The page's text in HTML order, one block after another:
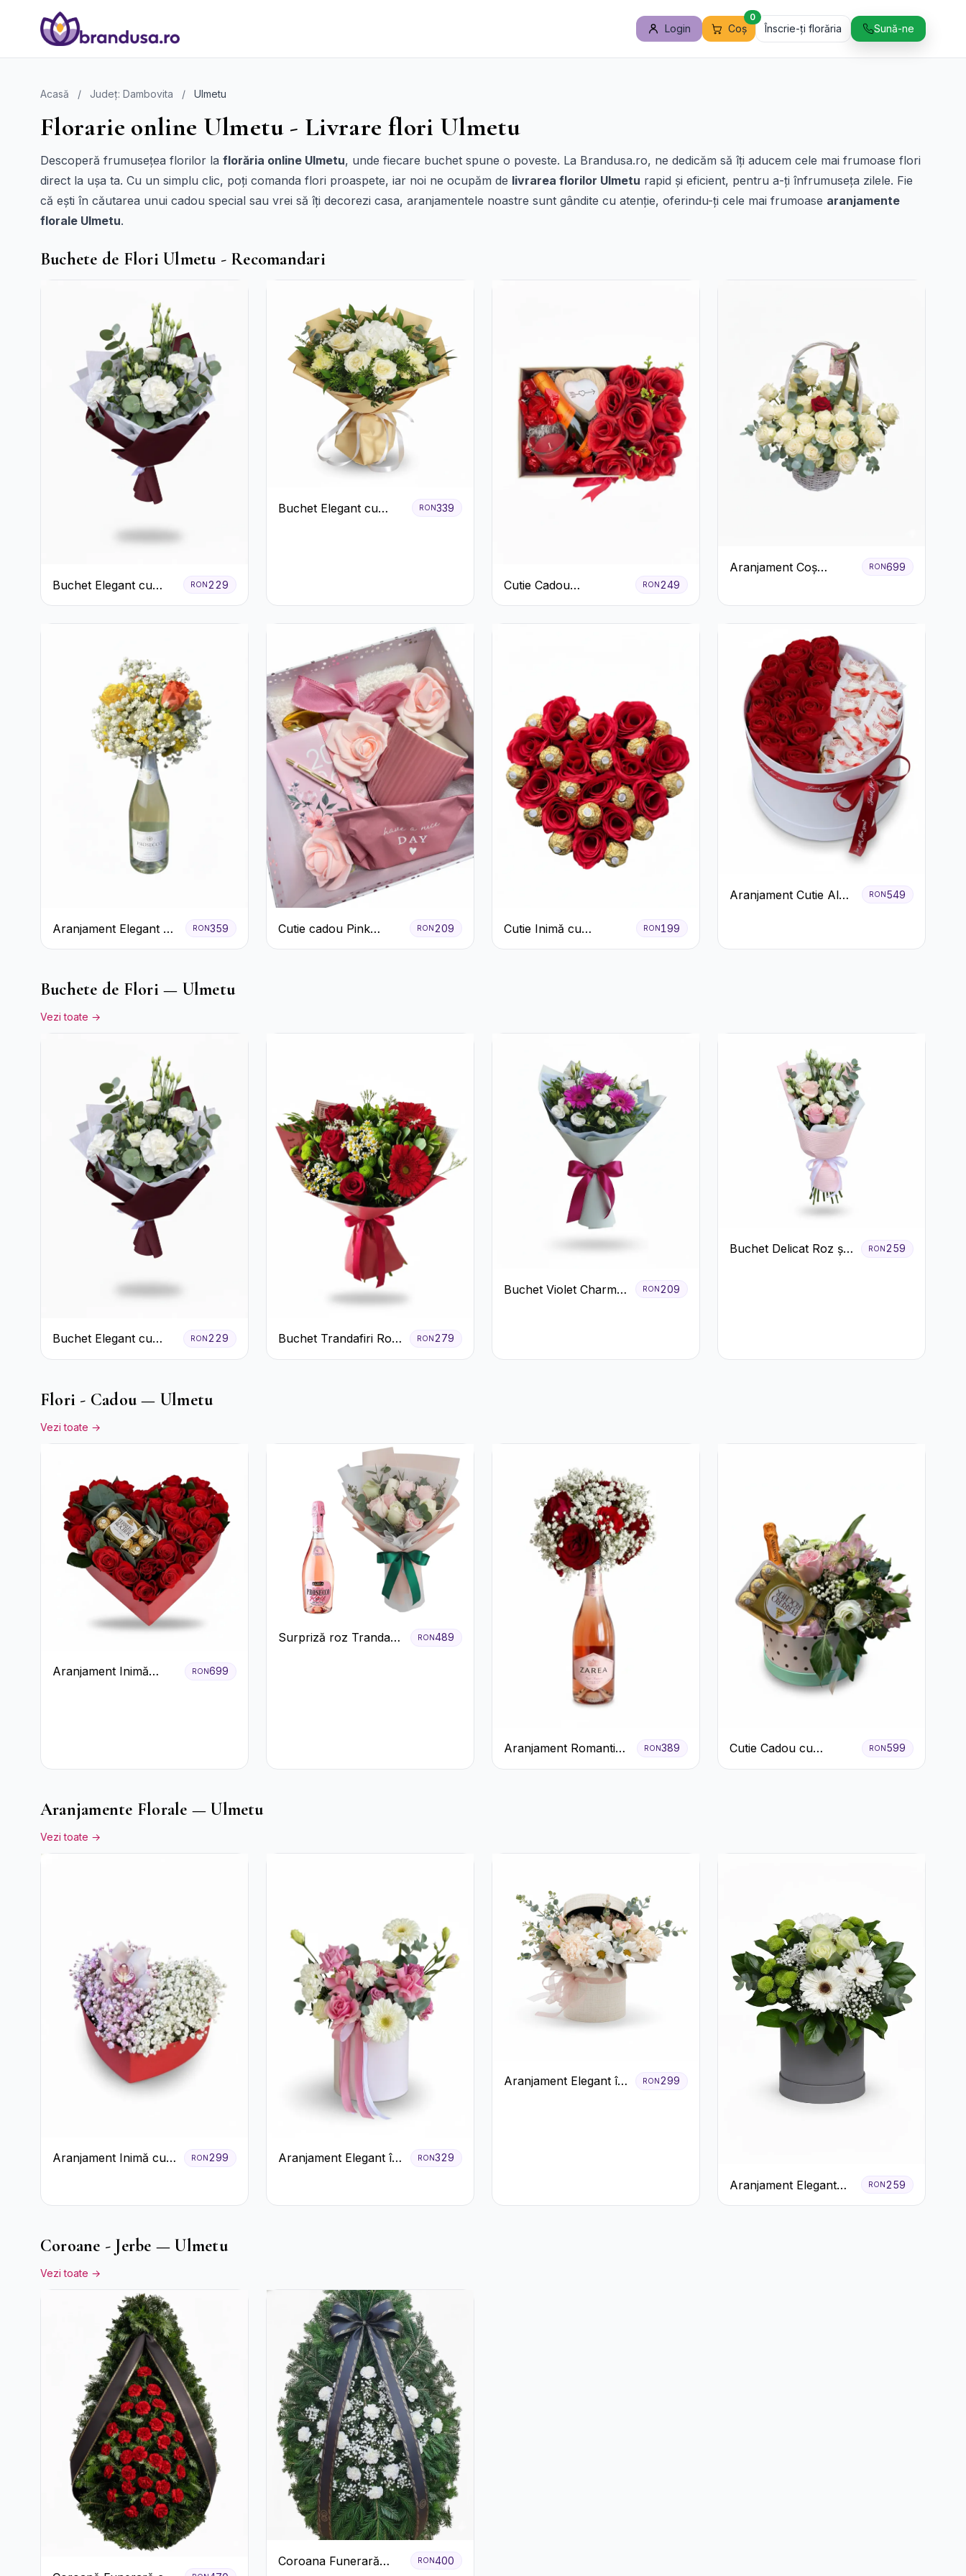
Login Coș
0
Înscrie-ți florăria Sună-ne
Acasă / Județ: Dambovita / Ulmetu
Florarie online Ulmetu - Livrare flori Ulmetu
Descoperă frumusețea florilor la florăria online Ulmetu, unde fiecare buchet spune o poveste. La Brandusa.ro, ne dedicăm să îți aducem cele mai frumoase flori
direct la ușa ta. Cu un simplu clic, poți comanda flori proaspete, iar noi ne ocupăm de livrarea florilor Ulmetu rapid și eficient, pentru a-ți înfrumuseța zilele. Fie
că ești în căutarea unui cadou special sau vrei să îți decorezi casa, aranjamentele noastre sunt gândite cu atenție, oferindu-ți cele mai frumoase aranjamente
florale Ulmetu.
Buchete de Flori Ulmetu - Recomandari
Buchet Elegant cu
Garoafe Albe și
RON229
Buchet Elegant cu
RON339
Cutie Cadou
Romantică cu
RON249
Aranjament Coș
RON699
Aranjament Elegant cu
Prosecco și Flori
RON359
Cutie cadou Pink
Blossom Day
RON 209
Cutie Inimă cu
Trandafiri Roșii și
RON 199
Aranjament Cutie Albă
RON 549
Buchete de Flori — Ulmetu
Vezi toate →
Buchet Elegant cu
Garoafe Albe și
RON229
Buchet Trandafiri Roșii
Gerbera și Verdeață
RON279
Buchet Violet Charm
RON209
Buchet Delicat Roz și
RON259
Flori - Cadou — Ulmetu
Vezi toate →
Aranjament Inimă
RON699
Surpriză roz Trandafiri
RON489
Aranjament Romantic
cu Trandafiri Roșii și
RON389
Cutie Cadou cu
Prosecco Mionetto
RON599
Aranjamente Florale — Ulmetu
Vezi toate →
Aranjament Inimă cu
RON299
Aranjament Elegant în
RON329
Aranjament Elegant în
RON299
Aranjament Elegant
Alb-Verde în Cutie Gri
RON259
Coroane - Jerbe — Ulmetu
Vezi toate →
Coroana Funerară
RON400